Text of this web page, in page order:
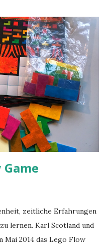
zeitliche Erfahrungen
lernen. Karl Scotland und
Mai 2014 das Lego Flow